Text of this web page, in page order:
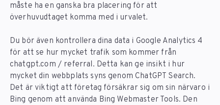
måste ha en ganska bra placering för att
överhuvudtaget komma med i urvalet.
Du bör även kontrollera dina data i Google Analytics 4
för att se hur mycket trafik som kommer från
chatgpt.com / referral. Detta kan ge insikt i hur
mycket din webbplats syns genom ChatGPT Search.
Det är viktigt att företag försäkrar sig om sin närvaro i
Bing genom att använda Bing Webmaster Tools. Den